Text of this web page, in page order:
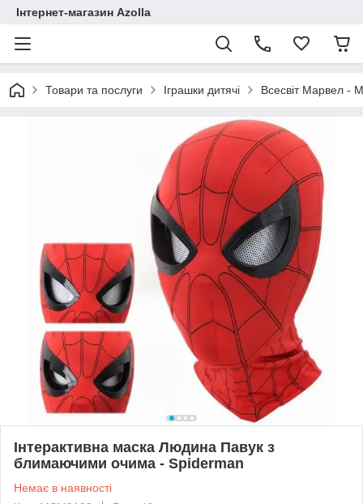
Інтернет-магазин Azolla
Товари та послуги Іграшки дитячі Всесвіт Марвел -
Інтерактивна маска Людина Павук з
блимаючими очима - Spiderman
Немає в наявності